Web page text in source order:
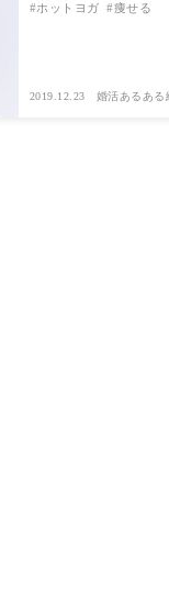
ホットヨガ 痩せる
2019.12.23 婚活あるある